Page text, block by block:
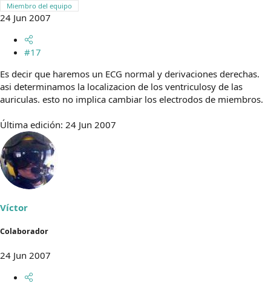
Miembro del equipo
24 Jun 2007
#17
Es decir que haremos un ECG normal y derivaciones derechas.
asi determinamos la localizacion de los ventriculosy de las
auriculas. esto no implica cambiar los electrodos de miembros.
Última edición: 24 Jun 2007
Víctor
Colaborador
24 Jun 2007